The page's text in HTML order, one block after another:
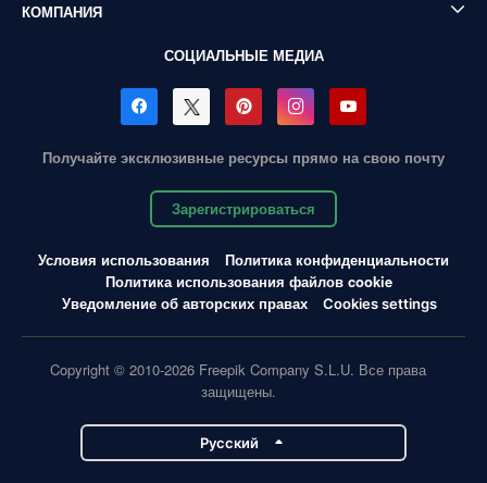
КОМПАНИЯ
СОЦИАЛЬНЫЕ МЕДИА
Получайте эксклюзивные ресурсы прямо на свою почту
Зарегистрироваться
Условия использования
Политика конфиденциальности
Политика использования файлов cookie
Уведомление об авторских правах
Cookies settings
Copyright © 2010-2026 Freepik Company S.L.U. Все права
защищены.
Pусский